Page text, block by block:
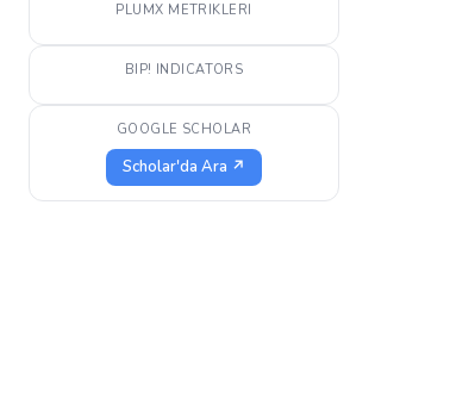
PLUMX METRIKLERI
BIP! INDICATORS
GOOGLE SCHOLAR
Scholar'da Ara ↗